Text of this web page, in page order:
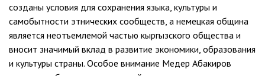
созданы условия для сохранения языка, культуры и
самобытности этнических сообществ, а немецкая община
является неотъемлемой частью кыргызского общества и
вносит значимый вклад в развитие экономики, образования
и культуры страны. Особое внимание Медер Абакиров